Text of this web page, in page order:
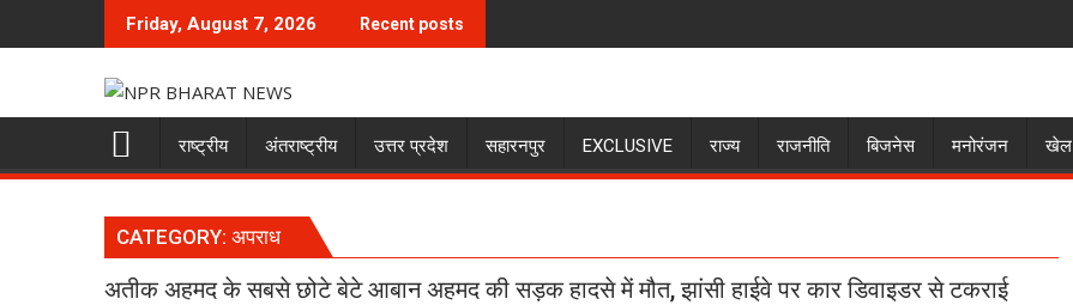
to
Friday, August 7, 2026 Recent posts
राष्ट्रीय अंतराष्ट्रीय उत्तर प्रदेश सहारनपुर EXCLUSIVE राज्य राजनीति बिजनेस मनोरंजन खेल
CATEGORY: अपराध
अतीक अहमद के सबसे छोटे बेटे आबान अहमद की सड़क हादसे में मौत, झांसी हाईवे पर कार डिवाइडर से टकराई